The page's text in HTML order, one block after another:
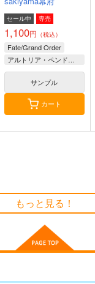
刑部姫
蘆屋道満
サンプル
カート
FGO/FAKE DUME
TOKIMOOON
495円
ルキャラ
TYPE-MOON非公式
DataBook2026
胡玉書厨
3,144円（税込）
アルトリア・ペンドラゴ
サンプル
作品詳細
セール中 専売
1,100円 （税込）
Fate/Grand Order
アルトリア・ペンドラゴン〔ランサーオルタ〕
サンプル
カート
もっと見る！